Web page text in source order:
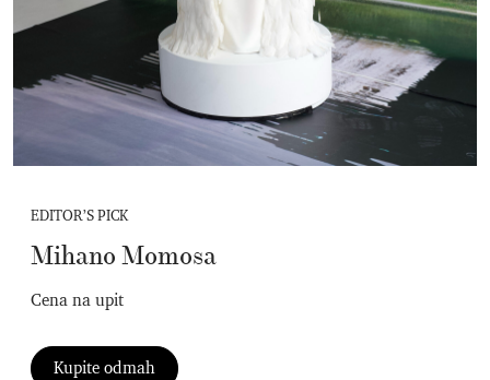
EDITOR’S PICK
Mihano Momosa
Cena na upit
Kupite odmah